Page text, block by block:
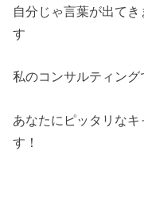
自分じゃ言葉が出て
す
私のコンサルティン
あなたにピッタリな
す！